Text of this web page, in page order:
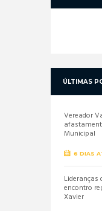
ÚLTIMAS
Vereador
Municipal
6 DIAS
Lideranças
encontro
Xavier